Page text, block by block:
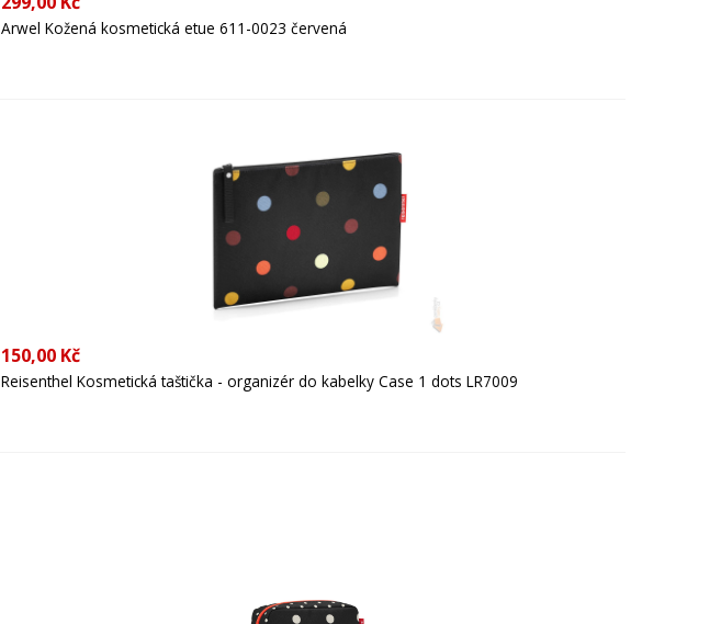
Arwel Kožená kosmetická etue 611-0023 červená
150,00 Kč
Reisenthel Kosmetická taštička - organizér do kabelky Case 1 dots LR7009